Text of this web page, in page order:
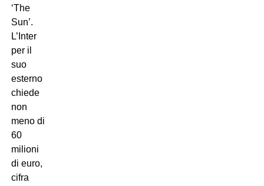
‘The
Sun’.
L’Inter
per il
suo
esterno
chiede
non
meno di
60
milioni
di euro,
cifra